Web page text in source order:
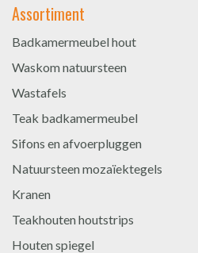
Assortiment
Badkamermeubel hout
Waskom natuursteen
Wastafels
Teak badkamermeubel
Sifons en afvoerpluggen
Natuursteen mozaïektegels
Kranen
Teakhouten houtstrips
Houten spiegel